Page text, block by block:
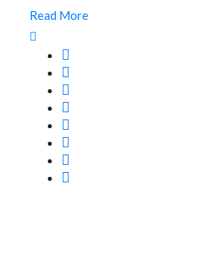
Read More